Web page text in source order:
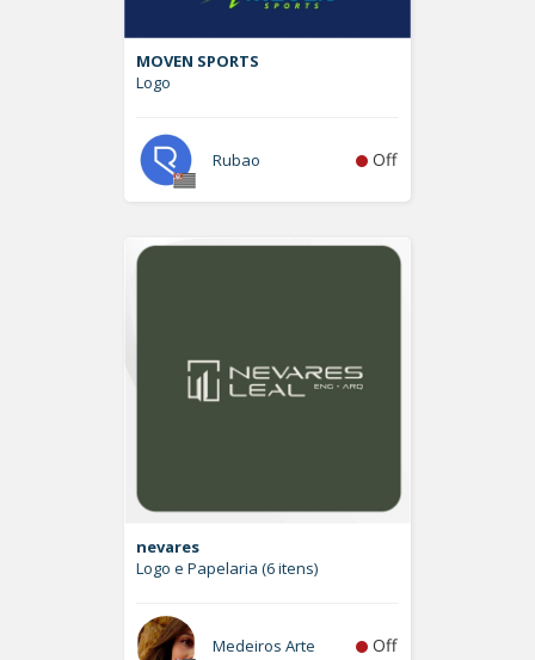
MOVEN SPORTS
Logo
Rubao Off
nevares
Logo e Papelaria (6 itens)
Medeiros Arte Off